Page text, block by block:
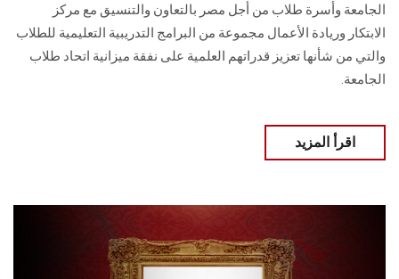
الجامعة وأسرة طلاب من أجل ‏مصر بالتعاون والتنسيق مع مركز
الابتكار وريادة الأعمال‎ ‎مجموعة من ‏البرامج التدريبية التعليمية للطلاب
والتي من شأنها تعزيز قدراتهم العلمية على ‏نفقة ميزانية اتحاد طلاب
الجامعة.
اقرأ المزيد